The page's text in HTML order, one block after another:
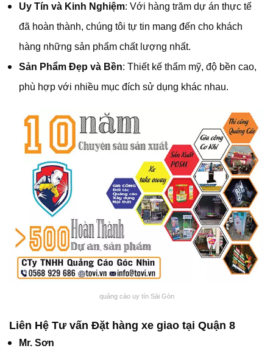
Uy Tín và Kinh Nghiệm: Với hàng trăm dự án thực tế
đã hoàn thành, chúng tôi tự tin mang đến cho khách
hàng những sản phẩm chất lượng nhất.
Sản Phẩm Đẹp và Bền: Thiết kế thẩm mỹ, độ bền cao,
phù hợp với nhiều mục đích sử dụng khác nhau.
quảng cáo uy tín Sài Gòn
Liên Hệ Tư vấn Đặt hàng xe giao tại Quận 8
Mr. Sơn